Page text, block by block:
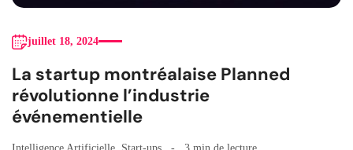
juillet 18, 2024
La startup montréalaise Planned
révolutionne l’industrie
événementielle